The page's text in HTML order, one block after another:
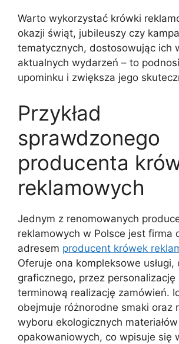
Warto wykorzystać krówki
okazji świąt, jubileuszy czy
tematycznych, dostosowując ich
aktualnych wydarzeń – to
upominku i zwiększa jego
Przykład
sprawdzonego
producenta
reklamowych
Jednym z renomowanych
reklamowych w Polsce jest firma
adresem producent krówek
Oferuje ona kompleksowe usługi,
graficznego, przez
terminową realizację zamówień.
obejmuje różnorodne smaki oraz
wyboru ekologicznych materiałów
opakowaniowych, co wpisuje się